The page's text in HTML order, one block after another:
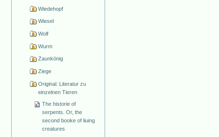
Wiedehopf
Wiesel
Wolf
Wurm
Zaunkönig
Ziege
Original: Literatur zu
einzelnen Tieren
The historie of
serpents. Or, the
second booke of liuing
creatures